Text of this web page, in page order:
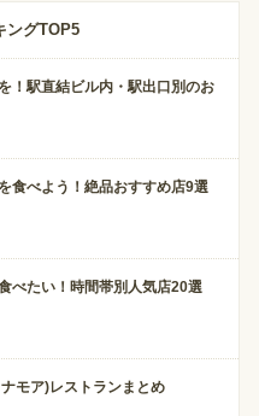
ングTOP5
！駅直結ビル内・駅出口別のお
食べよう！絶品おすすめ店9選
べたい！時間帯別人気店20選
モア)レストランまとめ